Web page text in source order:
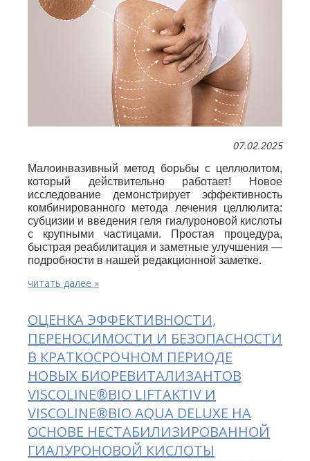
07.02.2025
Малоинвазивный метод борьбы с целлюлитом,
который действительно работает! Новое
исследование демонстрирует эффективность
комбинированного метода лечения целлюлита:
субцизии и введения геля гиалуроновой кислоты
с крупными частицами. Простая процедура,
быстрая реабилитация и заметные улучшения —
подробности в нашей редакционной заметке.
читать далее »
ОЦЕНКА ЭФФЕКТИВНОСТИ,
ПЕРЕНОСИМОСТИ И БЕЗОПАСНОСТИ
В КРАТКОСРОЧНОМ ПЕРИОДЕ
НОВЫХ БИОРЕВИТАЛИЗАНТОВ
VISCOLINE®BIO LIFTAKTIV И
VISCOLINE®BIO AQUA DELUXE НА
ОСНОВЕ НЕСТАБИЛИЗИРОВАННОЙ
ГИАЛУРОНОВОЙ КИСЛОТЫ